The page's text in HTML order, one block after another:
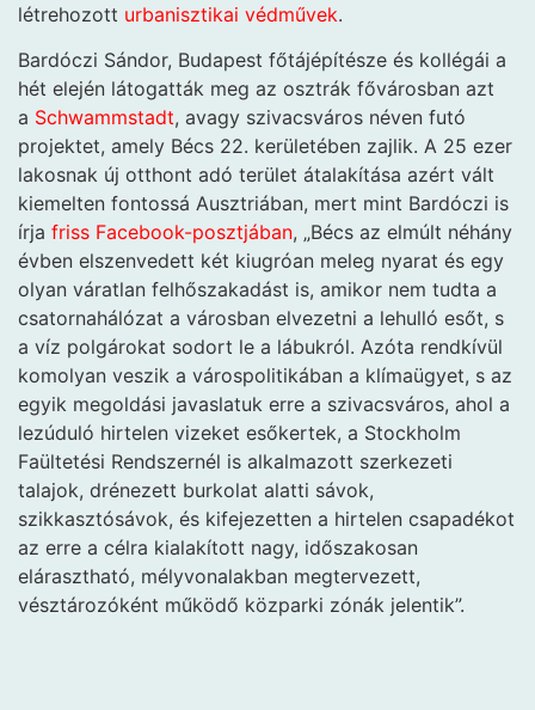
létrehozott urbanisztikai védművek.
Bardóczi Sándor, Budapest főtájépítésze és kollégái a
hét elején látogatták meg az osztrák fővárosban azt
a Schwammstadt, avagy szivacsváros néven futó
projektet, amely Bécs 22. kerületében zajlik. A 25 ezer
lakosnak új otthont adó terület átalakítása azért vált
kiemelten fontossá Ausztriában, mert mint Bardóczi is
írja friss Facebook-posztjában, „Bécs az elmúlt néhány
évben elszenvedett két kiugróan meleg nyarat és egy
olyan váratlan felhőszakadást is, amikor nem tudta a
csatornahálózat a városban elvezetni a lehulló esőt, s
a víz polgárokat sodort le a lábukról. Azóta rendkívül
komolyan veszik a várospolitikában a klímaügyet, s az
egyik megoldási javaslatuk erre a szivacsváros, ahol a
lezúduló hirtelen vizeket esőkertek, a Stockholm
Faültetési Rendszernél is alkalmazott szerkezeti
talajok, drénezett burkolat alatti sávok,
szikkasztósávok, és kifejezetten a hirtelen csapadékot
az erre a célra kialakított nagy, időszakosan
elárasztható, mélyvonalakban megtervezett,
vésztározóként működő közparki zónák jelentik”.